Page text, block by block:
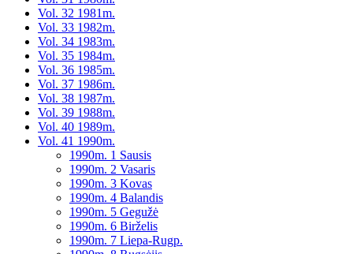
Vol. 32 1981m.
Vol. 33 1982m.
Vol. 34 1983m.
Vol. 35 1984m.
Vol. 36 1985m.
Vol. 37 1986m.
Vol. 38 1987m.
Vol. 39 1988m.
Vol. 40 1989m.
Vol. 41 1990m.
1990m. 1 Sausis
1990m. 2 Vasaris
1990m. 3 Kovas
1990m. 4 Balandis
1990m. 5 Gegužė
1990m. 6 Birželis
1990m. 7 Liepa-Rugp.